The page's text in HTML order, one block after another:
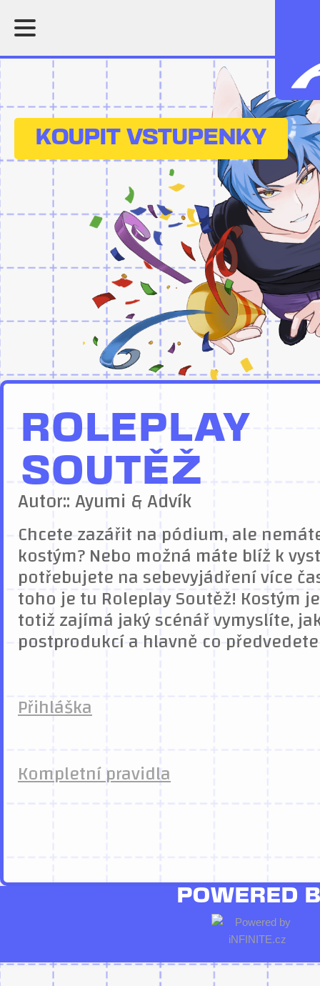
KOUPIT VSTUPENKY
ROLEPLAY
SOUTĚŽ
Autor:: Ayumi & Advík
Chcete zazářit na pódium, ale
kostým? Nebo možná máte blíž k
potřebujete na sebevyjádření více
toho je tu Roleplay Soutěž! Kostým
totiž zajímá jaký scénář vymyslíte,
postprodukcí a hlavně co
Přihláška
Kompletní pravidla
POWERED